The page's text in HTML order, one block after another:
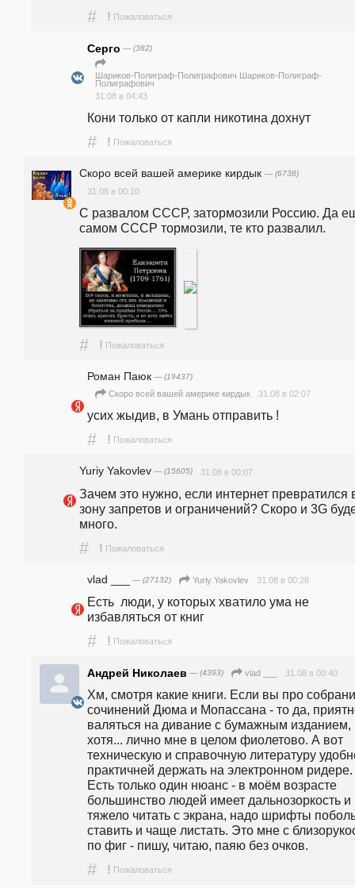
# ! Пожаловаться
Серго — (382)
Шариков-Полиграф-Полиграфович Шариков-Полиграф-
Полиграфович
31.08 в 04:43
Кони только от капли никотина дохнут
# ! Пожаловаться
Скоро всей вашей америке кирдык — (6738)
31.08 в 00:10
С развалом СССР, затормозили Россию. Да
самом СССР тормозили, те кто развалил.
# ! Пожаловаться
Роман Паюк — (19437)
Скоро всей вашей америке кирдык 31.08 в 02:07
усих жыдив, в Умань отправить !
# ! Пожаловаться
Yuriy Yakovlev — (15605) 31.08 в 00:07
Зачем это нужно, если интернет превратился
зону запретов и ограничений? Скоро и 3G
много.
# ! Пожаловаться
vlad ___ — (27132) Yuriy Yakovlev 31.08 в 00:28
Есть  люди, у которых хватило ума не
избавляться от книг
# ! Пожаловаться
Андрей Николаев — (4393) vlad ___ 31.08 в 00:40
Хм, смотря какие книги. Если вы про
сочинений Дюма и Мопассана - то да,
валяться на дивание с бумажным изданием,
хотя... лично мне в целом фиолетово. А вот
техническую и справочную литературу
практичней держать на электронном ридере.
Есть только один нюанс - в моём возрасте
большинство людей имеет дальнозоркость
тяжело читать с экрана, надо шрифты
ставить и чаще листать. Это мне с
по фиг - пишу, читаю, паяю без очков.
# ! Пожаловаться